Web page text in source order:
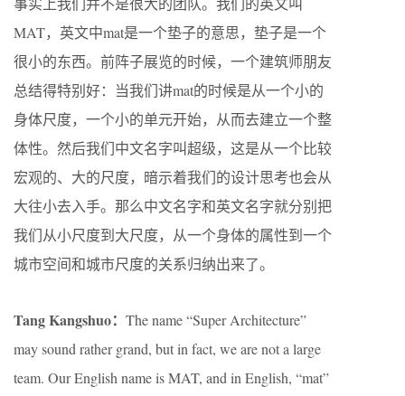
MAT，英文中mat是一个垫子的意思，垫子是一个
很小的东西。前阵子展览的时候，一个建筑师朋友
总结得特别好：当我们讲mat的时候是从一个小的
身体尺度，一个小的单元开始，从而去建立一个整
体性。然后我们中文名字叫超级，这是从一个比较
宏观的、大的尺度，暗示着我们的设计思考也会从
大往小去入手。那么中文名字和英文名字就分别把
我们从小尺度到大尺度，从一个身体的属性到一个
城市空间和城市尺度的关系归纳出来了。
Tang Kangshuo： The name “Super Architecture”
may sound rather grand, but in fact, we are not a large
team. Our English name is MAT, and in English, “mat”